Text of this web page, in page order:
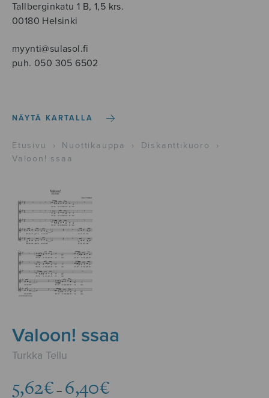
Tallberginkatu 1 B, 1,5 krs.
00180 Helsinki
myynti@sulasol.fi
puh. 050 305 6502
NÄYTÄ KARTALLA
Etusivu › Nuottikauppa › Diskanttikuoro
›
Valoon! ssaa
Valoon! ssaa
Turkka Tellu
5,62€ – 6,40€